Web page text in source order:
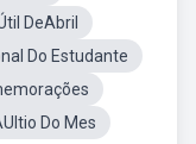
DeAbril
Do Estudante
Do Mes